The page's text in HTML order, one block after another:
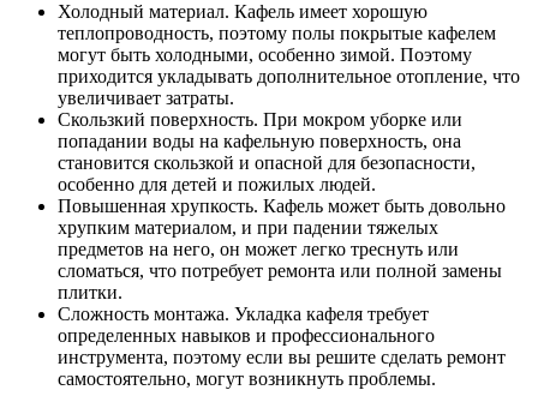
Холодный материал. Кафель имеет хорошую
теплопроводность, поэтому полы покрытые кафелем
могут быть холодными, особенно зимой. Поэтому
приходится укладывать дополнительное отопление, что
увеличивает затраты.
Скользкий поверхность. При мокром уборке или
попадании воды на кафельную поверхность, она
становится скользкой и опасной для безопасности,
особенно для детей и пожилых людей.
Повышенная хрупкость. Кафель может быть довольно
хрупким материалом, и при падении тяжелых
предметов на него, он может легко треснуть или
сломаться, что потребует ремонта или полной замены
плитки.
Сложность монтажа. Укладка кафеля требует
определенных навыков и профессионального
инструмента, поэтому если вы решите сделать ремонт
самостоятельно, могут возникнуть проблемы.